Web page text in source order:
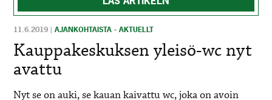
11.6.2019 |AJANKOHTAISTA - AKTUELLT
Kauppakeskuksen yleisö-wc nyt
avattu
Nyt se on auki, se kauan kaivattu wc, joka on avoin